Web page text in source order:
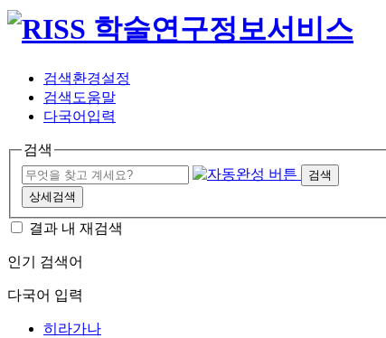
검색환경설정
검색도움말
다국어입력
검색
검색
상세검색
결과 내 재검색
인기 검색어
다국어 입력
히라가나